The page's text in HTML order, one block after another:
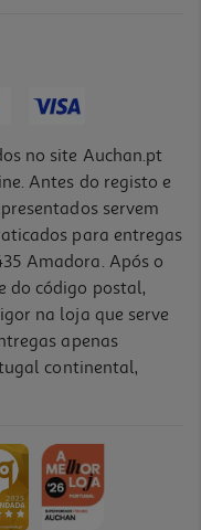
no site Auchan.pt
Antes do registo e
servem
para entregas
Amadora. Após o
do código postal,
na loja que serve
apenas
continental,